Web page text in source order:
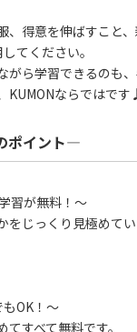
、得意を伸ばすこと
てください。
がら学習できるのも
KUMONならではです
ポイント―
習が無料！～
をじっくり見極めて
OK！～
すべて無料です。